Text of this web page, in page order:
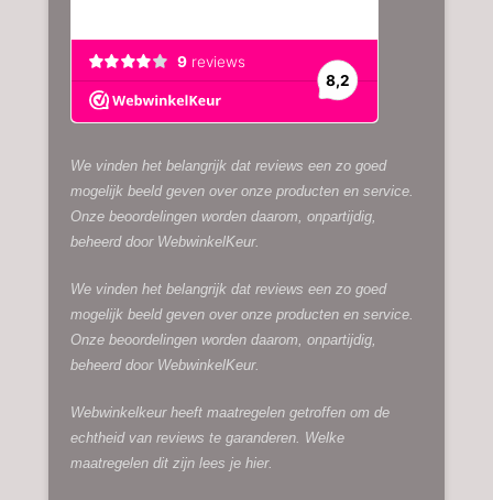
We vinden het belangrijk dat reviews een zo goed
mogelijk beeld geven over onze producten en service.
Onze beoordelingen worden daarom, onpartijdig,
beheerd door WebwinkelKeur.
We vinden het belangrijk dat reviews een zo goed
mogelijk beeld geven over onze producten en service.
Onze beoordelingen worden daarom, onpartijdig,
beheerd door WebwinkelKeur.
Webwinkelkeur heeft maatregelen getroffen om de
echtheid van reviews te garanderen. Welke
maatregelen dit zijn lees je hier.